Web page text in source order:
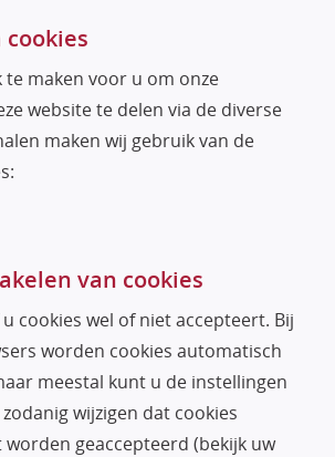
cookies
te maken voor u om onze
website te delen via de diverse
maken wij gebruik van de
van cookies
cookies wel of niet accepteert. Bij
worden cookies automatisch
meestal kunt u de instellingen
wijzigen dat cookies
worden geaccepteerd (bekijk uw